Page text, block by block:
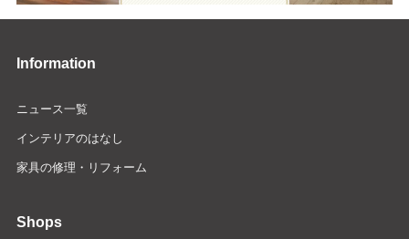
Information
ニュース一覧
インテリアのはなし
家具の修理・リフォーム
Shops